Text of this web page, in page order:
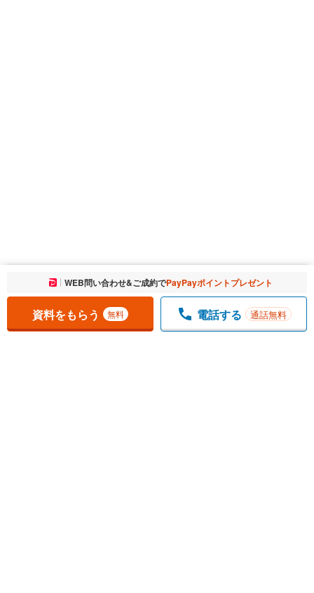
お気に入りに追加しました。 一覧を開く
WEB問い合わせ&ご成約でPayPayポイントプレゼント
資料をもらう 無料 電話する 通話無料